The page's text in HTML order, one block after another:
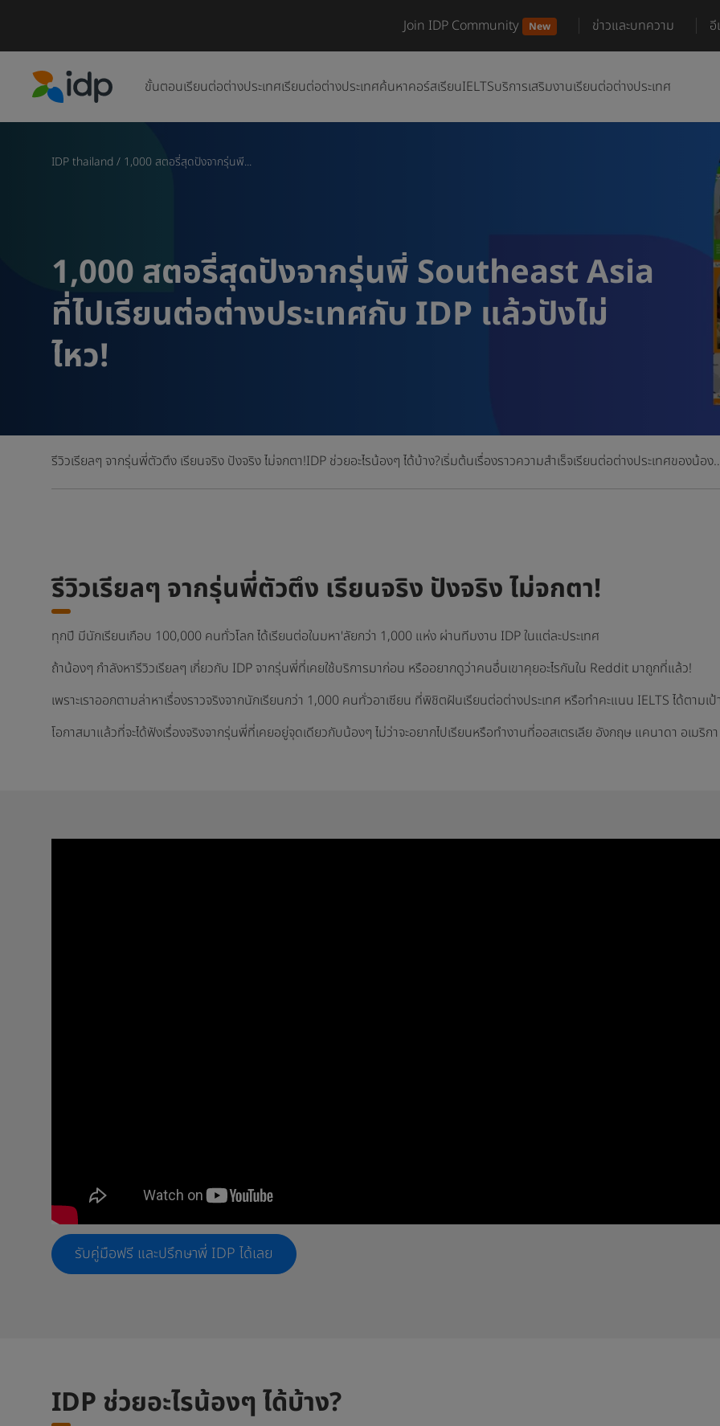
Join IDP Community New ข่าวและบทความ อี
ขั้นตอนเรียนต่อต่างประเทศเรียนต่อต่างประเทศค้นหาคอร์สเรียนIELTSบริการเสริมงานเรียนต่อต่างประเทศ
IDP thailand / 1,000 สตอรี่สุดปังจากรุ่นพี...
1,000 สตอรี่สุดปังจากรุ่นพี่ Southeast Asia
ที่ไปเรียนต่อต่างประเทศกับ IDP แล้วปังไม่
ไหว!
รีวิวเรียลๆ จากรุ่นพี่ตัวตึง เรียนจริง ปังจริง ไม่จกตา!IDP ช่วยอะไรน้องๆ ได้บ้าง?เริ่มต้นเรื่องราวความสำเร็จเรียนต่อต่างประเทศของน้อ
รีวิวเรียลๆ จากรุ่นพี่ตัวตึง เรียนจริง ปังจริง ไม่จกตา!
ทุกปี มีนักเรียนเกือบ 100,000 คนทั่วโลก ได้เรียนต่อในมหา'ลัยกว่า 1,000 แห่ง ผ่านทีมงาน IDP ในแต่ละประเทศ
ถ้าน้องๆ กำลังหารีวิวเรียลๆ เกี่ยวกับ IDP จากรุ่นพี่ที่เคยใช้บริการมาก่อน หรืออยากดูว่าคนอื่นเขาคุยอะไรกันใน Reddit มาถูกที่แล้ว!
เพราะเราออกตามล่าหาเรื่องราวจริงจากนักเรียนกว่า 1,000 คนทั่วอาเซียน ที่พิชิตฝันเรียนต่อต่างประเทศ หรือทำคะแนน IELTS ได้ตามเ
โอกาสมาแล้วที่จะได้ฟังเรื่องจริงจากรุ่นพี่ที่เคยอยู่จุดเดียวกับน้องๆ ไม่ว่าจะอยากไปเรียนหรือทำงานที่ออสเตรเลีย อังกฤษ แคนาดา อเมริ
รับคู่มือฟรี และปรึกษาพี่ IDP ได้เลย
IDP ช่วยอะไรน้องๆ ได้บ้าง?